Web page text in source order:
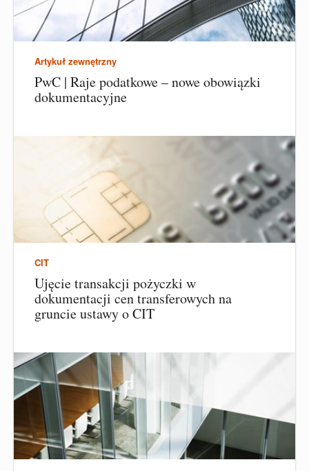
Artykuł zewnętrzny
PwC | Raje podatkowe – nowe obowiązki
dokumentacyjne
CIT
Ujęcie transakcji pożyczki w
dokumentacji cen transferowych na
gruncie ustawy o CIT